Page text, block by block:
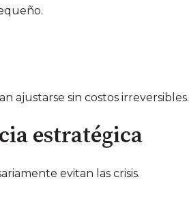
ajustarse sin costos irreversibles.
estratégica
evitan las crisis.